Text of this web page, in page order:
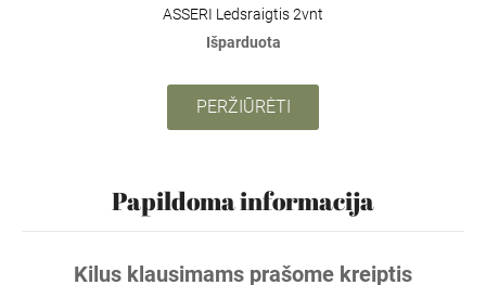
Papildoma informacija
Kilus klausimams prašome kreiptis
ASSERI Ledsraigtis 2vnt
Išparduota
PERŽIŪRĖTI